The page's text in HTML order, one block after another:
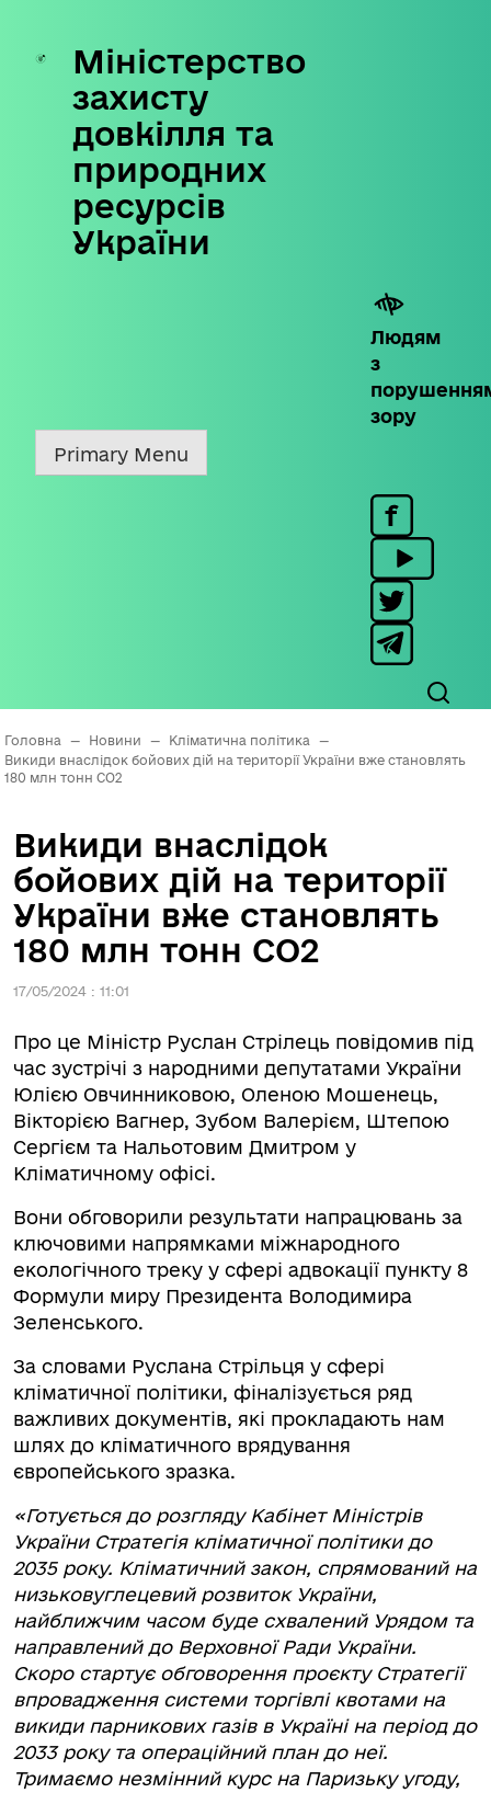
Skip
content
Міністерство
захисту
довкілля та
природних
ресурсів
України
Людям
з
зору
Primary Menu
Головна — Новини — Кліматична політика
—
Викиди внаслідок бойових дій на території України вже становлять
180 млн тонн CO2
Викиди внаслідок
бойових дій на території
України вже становлять
180 млн тонн CO2
17/05/2024 : 11:01
Про це Міністр Руслан Стрілець повідомив під
час зустрічі з народними депутатами України
Юлією Овчинниковою, Оленою Мошенець,
Вікторією Вагнер, Зубом Валерієм, Штепою
Сергієм та Нальотовим Дмитром у
Кліматичному офісі.
Вони обговорили результати напрацювань за
ключовими напрямками міжнародного
екологічного треку у сфері адвокації пункту 8
Формули миру Президента Володимира
Зеленського.
За словами Руслана Стрільця у сфері
кліматичної політики, фіналізується ряд
важливих документів, які прокладають нам
шлях до кліматичного врядування
європейського зразка.
«Готується до розгляду Кабінет Міністрів
України Стратегія кліматичної політики до
2035 року. Кліматичний закон, спрямований на
низьковуглецевий розвиток України,
найближчим часом буде схвалений Урядом та
направлений до Верховної Ради України.
Скоро стартує обговорення проєкту Стратегії
впровадження системи торгівлі квотами на
викиди парникових газів в Україні на період до
2033 року та операційний план до неї.
Тримаємо незмінний курс на Паризьку угоду,